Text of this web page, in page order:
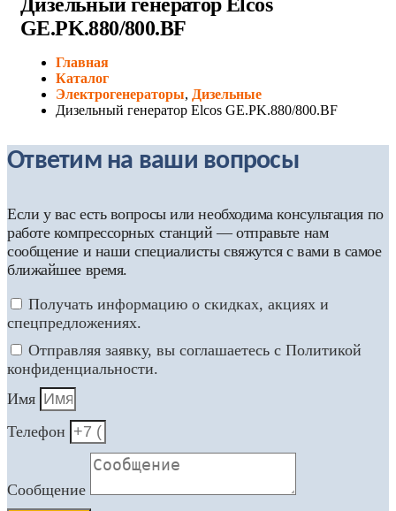
GE.PK.880/800.BF
Главная
Каталог
Электрогенераторы, Дизельные
Дизельный генератор Elcos GE.PK.880/800.BF
Ответим на ваши вопросы
Если у вас есть вопросы или необходима консультация по
работе компрессорных станций — отправьте нам
сообщение и наши специалисты свяжутся с вами в самое
ближайшее время.
Получать информацию о скидках, акциях и
спецпредложениях.
Отправляя заявку, вы соглашаетесь с Политикой
конфиденциальности.
Имя
Телефон
Сообщение